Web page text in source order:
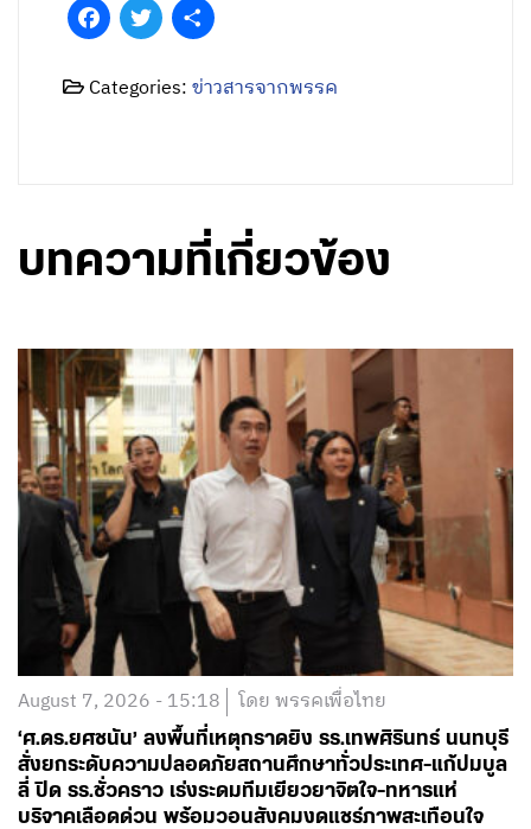
FacebookTwitter
Categories:ข่าวสารจากพรรค
บทความที่เกี่ยวข้อง
August 7, 2026 - 15:18 โดย พรรคเพื่อไทย
‘ศ.ดร.ยศชนัน’ ลงพื้นที่เหตุกราดยิง รร.เทพศิรินทร์ นนทบุรี
สั่งยกระดับความปลอดภัยสถานศึกษาทั่วประเทศ-แก้ปมบูล
ลี่ ปิด รร.ชั่วคราว เร่งระดมทีมเยียวยาจิตใจ-ทหารแห่
บริจาคเลือดด่วน พร้อมวอนสังคมงดแชร์ภาพสะเทือนใจ